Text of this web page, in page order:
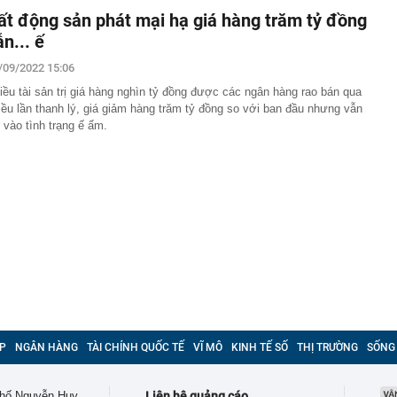
động sản phát mại hạ giá hàng trăm tỷ đồng
ế
2022 15:06
tài sản trị giá hàng nghìn tỷ đồng được các ngân hàng rao bán qua
lần thanh lý, giá giảm hàng trăm tỷ đồng so với ban đầu nhưng vẫn
tình trạng ế ẩm.
NGÂN HÀNG TÀI CHÍNH QUỐC TẾ VĨ MÔ KINH TẾ SỐ THỊ TRƯỜNG SỐNG